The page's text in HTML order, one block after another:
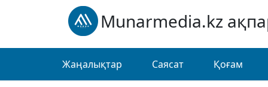
Munarmedia.kz
Жаңалықтар Саясат Қоғам